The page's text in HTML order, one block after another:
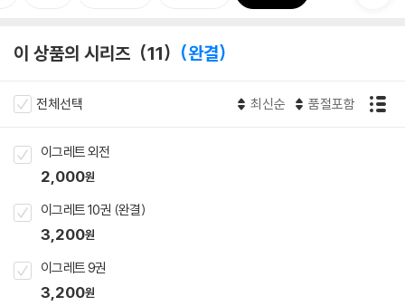
이 상품의 시리즈 11 완결
전체선택 최신순 품절포함
이그레트 외전
2,000원
이그레트 10권 (완결)
3,200원
이그레트 9권
3,200원